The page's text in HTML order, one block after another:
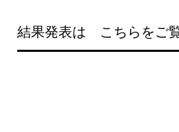
結果発表は こちらをご